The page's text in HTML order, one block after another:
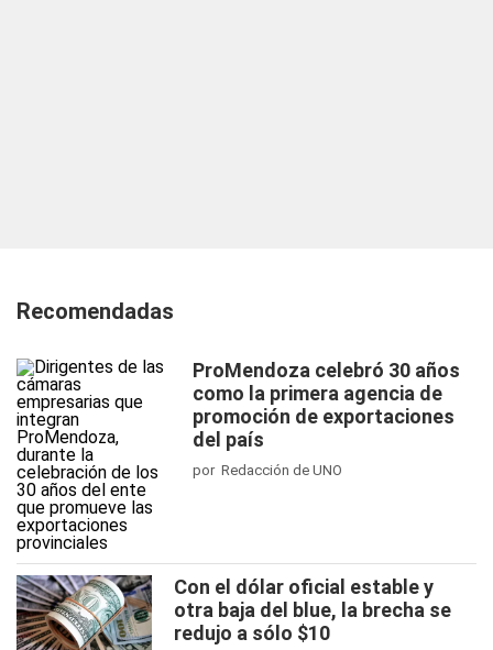
Recomendadas
ProMendoza celebró 30 años
como la primera agencia de
promoción de exportaciones
del país
por Redacción de UNO
Con el dólar oficial estable y
otra baja del blue, la brecha se
redujo a sólo $10